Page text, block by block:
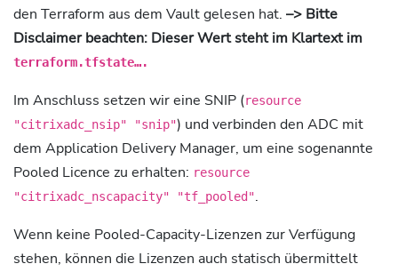
den Terraform aus dem Vault gelesen hat. –> Bitte
Disclaimer beachten: Dieser Wert steht im Klartext im
terraform.tfstate….
Im Anschluss setzen wir eine SNIP (resource
"citrixadc_nsip" "snip") und verbinden den ADC mit
dem Application Delivery Manager, um eine sogenannte
Pooled Licence zu erhalten: resource
"citrixadc_nscapacity" "tf_pooled".
Wenn keine Pooled-Capacity-Lizenzen zur Verfügung
stehen, können die Lizenzen auch statisch übermittelt